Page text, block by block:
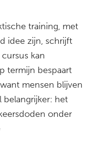
training, met
idee zijn, schrijft
kan
termijn bespaart
mensen blijven
belangrijker: het
onder